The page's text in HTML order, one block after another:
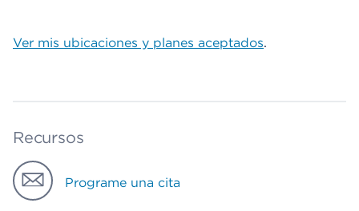
Ver mis ubicaciones y planes aceptados.
Recursos
Programe una cita